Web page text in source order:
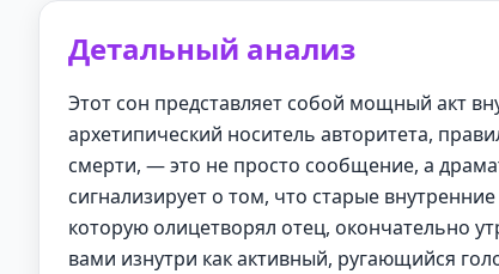
Детальный анализ
Этот сон представляет собой мощный акт
архетипический носитель авторитета,
смерти, — это не просто сообщение, а
сигнализирует о том, что старые
которую олицетворял отец, окончательно
вами изнутри как активный, ругающийся